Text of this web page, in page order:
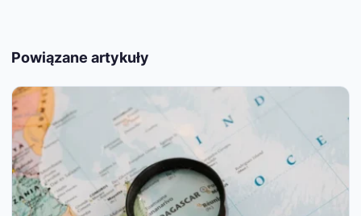
Powiązane artykuły